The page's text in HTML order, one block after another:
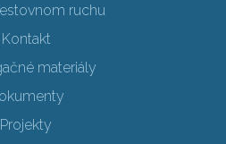
ruchu
Kontakt
materiály
Projekty